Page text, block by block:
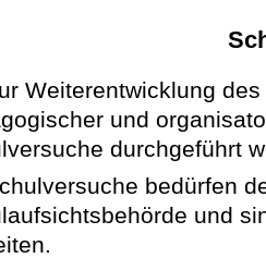
Weiterentwicklung
und
durchgeführt
bedürfen
und